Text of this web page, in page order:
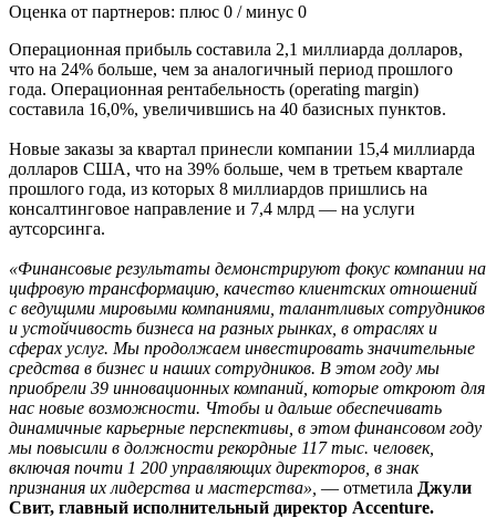
Оценка от партнеров: плюс 0 / минус 0
Операционная прибыль составила 2,1 миллиарда долларов,
что на 24% больше, чем за аналогичный период прошлого
года. Операционная рентабельность (operating margin)
составила 16,0%, увеличившись на 40 базисных пунктов.
Новые заказы за квартал принесли компании 15,4 миллиарда
долларов США, что на 39% больше, чем в третьем квартале
прошлого года, из которых 8 миллиардов пришлись на
консалтинговое направление и 7,4 млрд — на услуги
аутсорсинга.
«Финансовые результаты демонстрируют фокус компании на
цифровую трансформацию, качество клиентских отношений
с ведущими мировыми компаниями, талантливых сотрудников
и устойчивость бизнеса на разных рынках, в отраслях и
сферах услуг. Мы продолжаем инвестировать значительные
средства в бизнес и наших сотрудников. В этом году мы
приобрели 39 инновационных компаний, которые откроют для
нас новые возможности. Чтобы и дальше обеспечивать
динамичные карьерные перспективы, в этом финансовом году
мы повысили в должности рекордные 117 тыс. человек,
включая почти 1 200 управляющих директоров, в знак
признания их лидерства и мастерства», — отметила Джули
Свит, главный исполнительный директор Accenture.